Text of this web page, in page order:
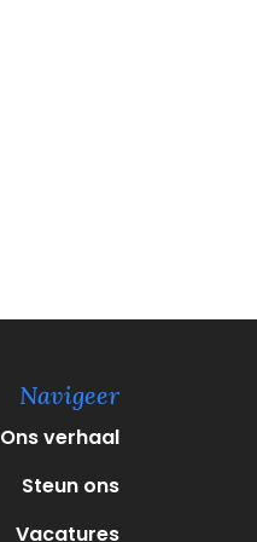
Navigeer
Ons verhaal
Steun ons
Vacatures